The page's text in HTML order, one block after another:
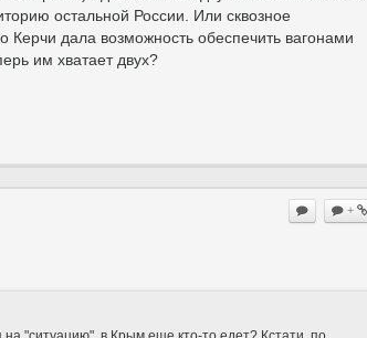
остальной России. Или сквозное
дала возможность обеспечить вагонами
им хватает двух?
+